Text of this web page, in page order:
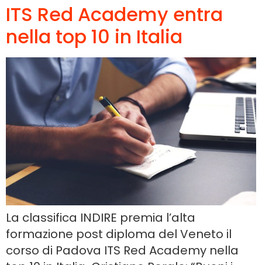
ITS Red Academy entra
nella top 10 in Italia
La classifica INDIRE premia l’alta
formazione post diploma del Veneto il
corso di Padova ITS Red Academy nella